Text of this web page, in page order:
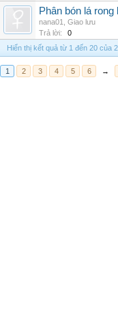
Phân bón lá
nana01
Giao lưu
Trả lời:
0
Hiển thị kết quả từ 1 đến 20 của
1 2 3 4 5 6 →